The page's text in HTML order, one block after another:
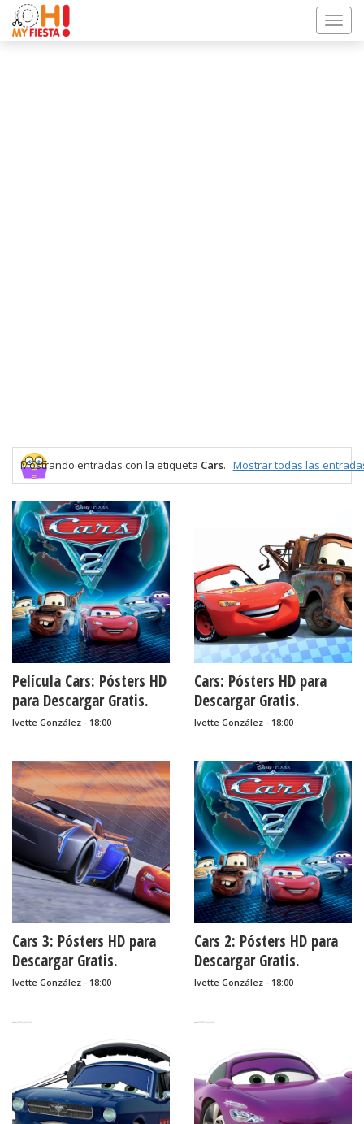
Mostrando entradas con la etiqueta Cars. Mostrar todas las
Película Cars: Pósters HD
para Descargar Gratis.
Ivette González - 18:00
Cars: Pósters HD para
Descargar Gratis.
Ivette González - 18:00
Cars 3: Pósters HD para
Descargar Gratis.
Ivette González - 18:00
Cars 2: Pósters HD para
Descargar Gratis.
Ivette González - 18:00